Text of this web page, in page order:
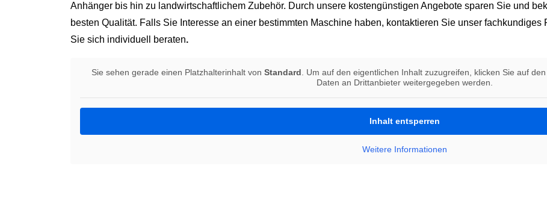
Anhänger bis hin zu landwirtschaftlichem Zubehör. Durch unsere kostengünstigen Angebote sparen Sie und
besten Qualität. Falls Sie Interesse an einer bestimmten Maschine haben, kontaktieren Sie unser
Sie sich individuell beraten.
Sie sehen gerade einen Platzhalterinhalt von Standard . Um auf den eigentlichen Inhalt zuzugreifen, klicken Sie auf
Daten an Drittanbieter weitergegeben werden.
Inhalt entsperren
Weitere Informationen